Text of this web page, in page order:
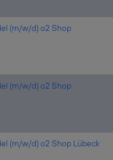
(m/w/d) o2 Shop
(m/w/d) o2 Shop
(m/w/d) o2 Shop Lübeck